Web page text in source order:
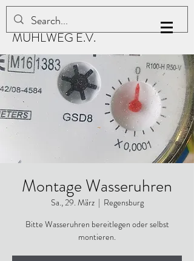
KLEINGARTENVEREIN
MÜHLWEG E.V.
Montage Wasseruhren
Sa., 29. März
  |
Regensburg
Bitte Wasseruhren bereitlegen oder selbst
montieren.